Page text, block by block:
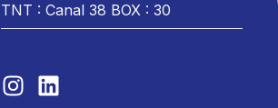
TNT : Canal 38 BOX : 30